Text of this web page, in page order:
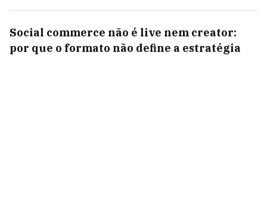
Social commerce não é live nem creator:
por que o formato não define a estratégia